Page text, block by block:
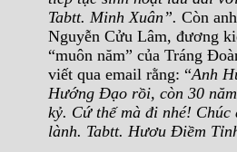
Tabtt. Minh Xuân”. Còn
Nguyễn Cửu Lâm, đương
“muôn năm” của Tráng
viết qua email rằng: “Anh
Hướng Đạo rồi, còn 30
kỷ. Cứ thế mà đi nhé! Chúc
lành. Tabtt. Hươu Điềm